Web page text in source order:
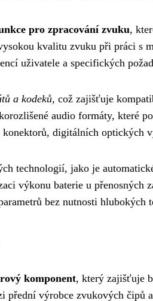
pro zpracování zvuku,
kvalitu zvuku při práci s
uživatele a specifických
a kodeků, což zajišťuje
audio formáty, které
digitálních optických
technologií, jako je
výkonu baterie u přenosných
bez nutnosti hlubokých
komponent, který zajišťuje
přední výrobce zvukových